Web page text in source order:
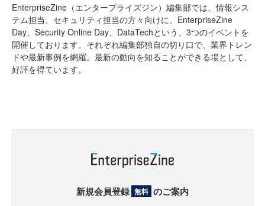
EnterpriseZine（エンタープライズジン）編集部では、情報シス
テム担当、セキュリティ担当の方々向けに、EnterpriseZine
Day、Security Online Day、DataTechという、3つのイベントを
開催しております。それぞれ編集部独自の切り口で、業界トレン
ドや最新事例を網羅。最新の動向を知ることができる場として、
好評を得ています。
新規会員登録 無料 のご案内